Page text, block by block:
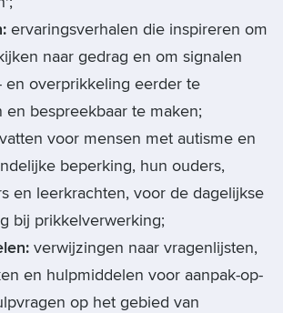
ervaringsverhalen die inspireren om
naar gedrag en om signalen
en overprikkeling eerder te
en bespreekbaar te maken;
voor mensen met autisme en
beperking, hun ouders,
en leerkrachten, voor de dagelijkse
bij prikkelverwerking;
verwijzingen naar vragenlijsten,
en hulpmiddelen voor aanpak-op-
op het gebied van